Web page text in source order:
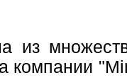
из
компании